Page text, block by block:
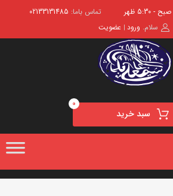
تماس باما: 02133131485
سلام. ورود | عضویت
سبد خرید
0